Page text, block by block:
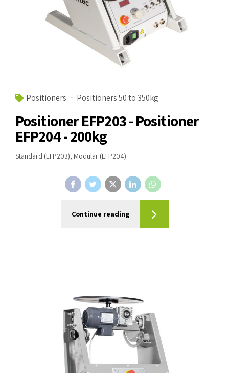
Positioners Positioners 50 to 350kg
Positioner EFP203 - Positioner
EFP204 - 200kg
Standard (EFP203), Modular (EFP204)
Continue reading